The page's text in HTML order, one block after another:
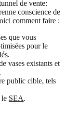
de vente:
conscience de
comment faire :
que vous
pour le
.
vases existants et
public cible, tels
le SEA.